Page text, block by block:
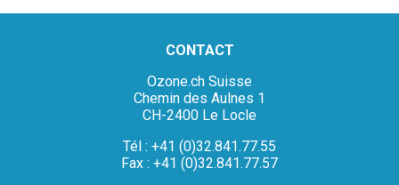
CONTACT
Ozone.ch Suisse
Chemin des Aulnes 1
CH-2400 Le Locle
Tél : +41 (0)32.841.77.55
Fax : +41 (0)32.841.77.57